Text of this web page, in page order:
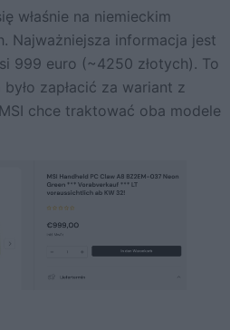
właśnie na niemieckim
Najważniejsza informacja jest
999 euro (~4250 złotych). To
zapłacić za wariant z
chce traktować oba modele